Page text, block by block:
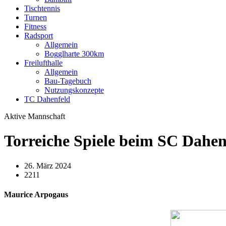
Tischtennis
Turnen
Fitness
Radsport
Allgemein
Bogglharte 300km
Freilufthalle
Allgemein
Bau-Tagebuch
Nutzungskonzepte
TC Dahenfeld
Aktive Mannschaft
Torreiche Spiele beim SC
26. März 2024
2211
Maurice Arpogaus